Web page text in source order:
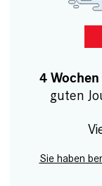
4
guten
Sie haben